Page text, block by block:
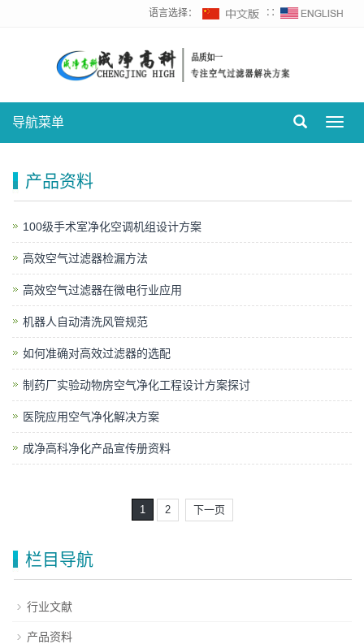
语言选择： ∷
导航菜单
产品资料
100级手术室净化空调机组设计方案
高效空气过滤器检漏方法
高效空气过滤器在微电行业应用
机器人自动清洗风管规范
如何准确对高效过滤器的选配
制药厂实验动物房空气净化工程设计方案探讨
医院应用空气净化解决方案
成净高科净化产品宣传册资料
1 2 下一页
栏目导航
行业文献
产品资料